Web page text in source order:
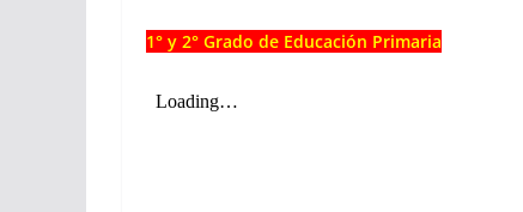
1° y 2° Grado de Educación Primaria